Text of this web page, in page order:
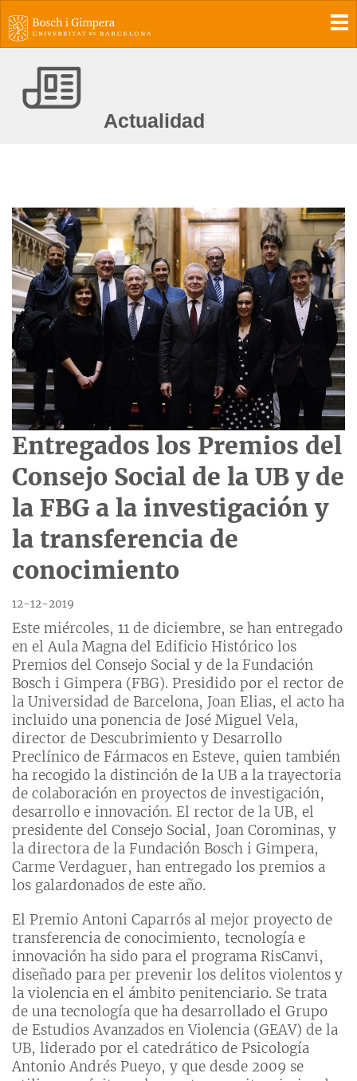
Actualidad
Entregados los Premios del
Consejo Social de la UB y de
la FBG a la investigación y
la transferencia de
conocimiento
12-12-2019
Este miércoles, 11 de diciembre, se han entregado
en el Aula Magna del Edificio Histórico los
Premios del Consejo Social y de la Fundación
Bosch i Gimpera (FBG). Presidido por el rector de
la Universidad de Barcelona, Joan Elias, el acto ha
incluido una ponencia de José Miguel Vela,
director de Descubrimiento y Desarrollo
Preclínico de Fármacos en Esteve, quien también
ha recogido la distinción de la UB a la trayectoria
de colaboración en proyectos de investigación,
desarrollo e innovación. El rector de la UB, el
presidente del Consejo Social, Joan Corominas, y
la directora de la Fundación Bosch i Gimpera,
Carme Verdaguer, han entregado los premios a
los galardonados de este año.
El Premio Antoni Caparrós al mejor proyecto de
transferencia de conocimiento, tecnología e
innovación ha sido para el programa RisCanvi,
diseñado para per prevenir los delitos violentos y
la violencia en el ámbito penitenciario. Se trata
de una tecnología que ha desarrollado el Grupo
de Estudios Avanzados en Violencia (GEAV) de la
UB, liderado por el catedrático de Psicología
Antonio Andrés Pueyo, y que desde 2009 se